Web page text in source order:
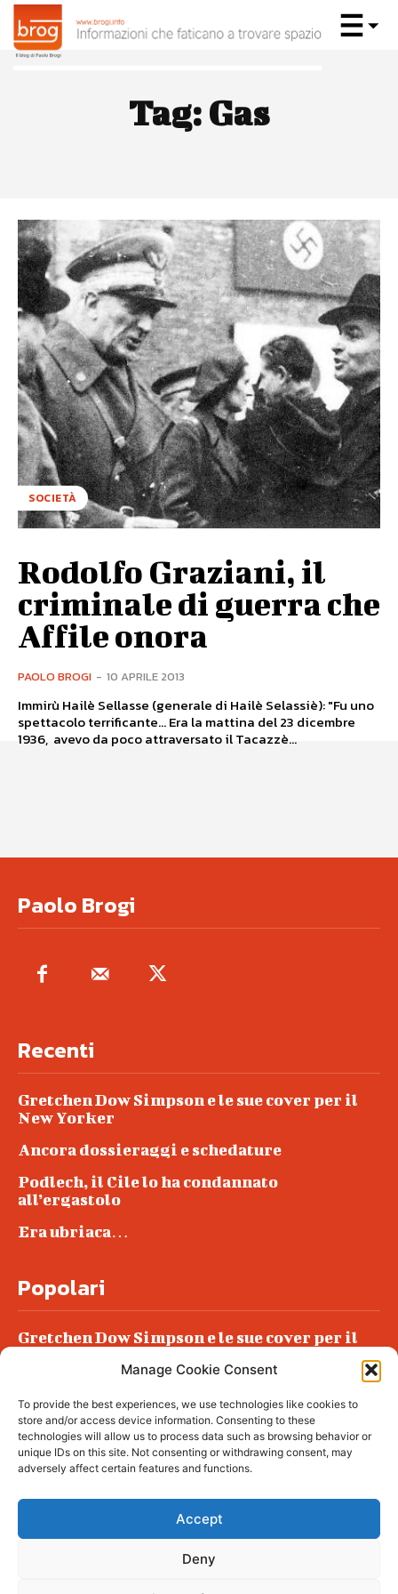
Manage Cookie Consent
To provide the best experiences, we use technologies like cookies to
store and/or access device information. Consenting to these
technologies will allow us to process data such as browsing behavior or
unique IDs on this site. Not consenting or withdrawing consent, may
adversely affect certain features and functions.
Accept
Deny
Tag: Gas
SOCIETÀ
Rodolfo Graziani, il
criminale di guerra che
Affile onora
PAOLO BROGI - 10 APRILE 2013
Immirù Hailè Sellasse (generale di Hailè Selassiè): "Fu uno
spettacolo terrificante... Era la mattina del 23 dicembre
1936, avevo da poco attraversato il Tacazzè...
Paolo Brogi
Recenti
Gretchen Dow Simpson e le sue cover per il
New Yorker
Ancora dossieraggi e schedature
Podlech, il Cile lo ha condannato
all’ergastolo
Era ubriaca…
Popolari
Gretchen Dow Simpson e le sue cover per il
Podlech, il Cile lo ha condannato
all’ergastolo
Era ubriaca…
© tagDiv - All rights reserved. Made with